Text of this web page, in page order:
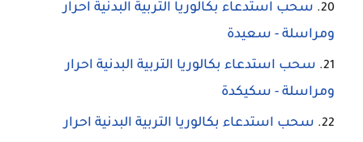
سحب استدعاء بكالوريا التربية البدنية احرار
ومراسلة - سعيدة
سحب استدعاء بكالوريا التربية البدنية احرار
ومراسلة - سكيكدة
سحب استدعاء بكالوريا التربية البدنية احرار